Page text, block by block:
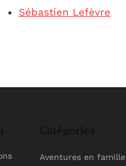
Sébastien Lefèvre
Aventures en famille